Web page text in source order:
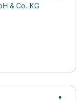
& Co. KG